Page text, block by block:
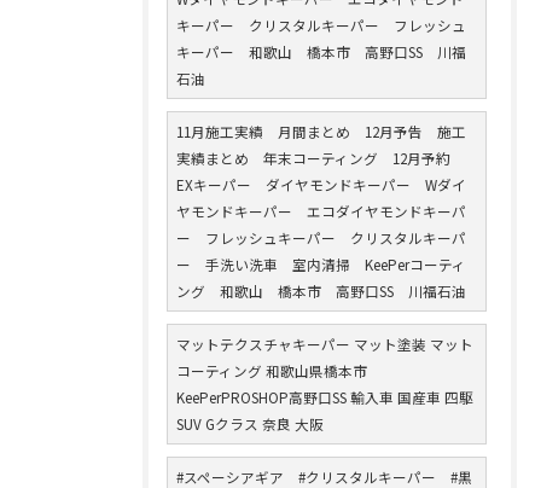
キーパー クリスタルキーパー フレッシュ
キーパー 和歌山 橋本市 高野口SS 川福
石油
11月施工実績 月間まとめ 12月予告 施工
実績まとめ 年末コーティング 12月予約
EXキーパー ダイヤモンドキーパー Wダイ
ヤモンドキーパー エコダイヤモンドキーパ
ー フレッシュキーパー クリスタルキーパ
ー 手洗い洗車 室内清掃 KeePerコーティ
ング 和歌山 橋本市 高野口SS 川福石油
マットテクスチャキーパー マット塗装 マット
コーティング 和歌山県橋本市
KeePerPROSHOP高野口SS 輸入車 国産車 四駆
SUV Gクラス 奈良 大阪
#スペーシアギア #クリスタルキーパー #黒